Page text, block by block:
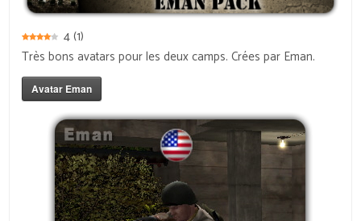
4(1)
Très bons avatars pour les deux camps. Crées par Eman.
Avatar Eman